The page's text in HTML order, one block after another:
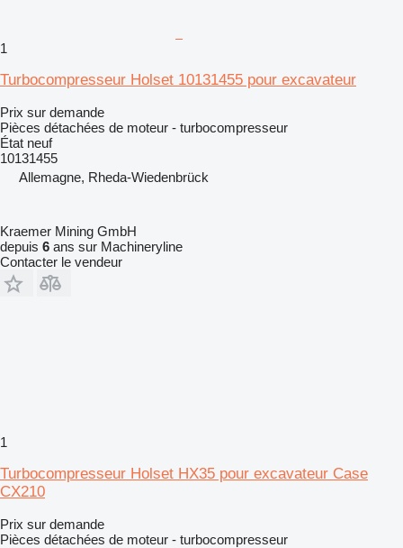
1
Turbocompresseur Holset 10131455 pour excavateur
Prix sur demande
Pièces détachées de moteur - turbocompresseur
État neuf
10131455
Allemagne, Rheda-Wiedenbrück
Kraemer Mining GmbH
depuis 6 ans sur Machineryline
Contacter le vendeur
1
Turbocompresseur Holset HX35 pour excavateur Case
CX210
Prix sur demande
Pièces détachées de moteur - turbocompresseur